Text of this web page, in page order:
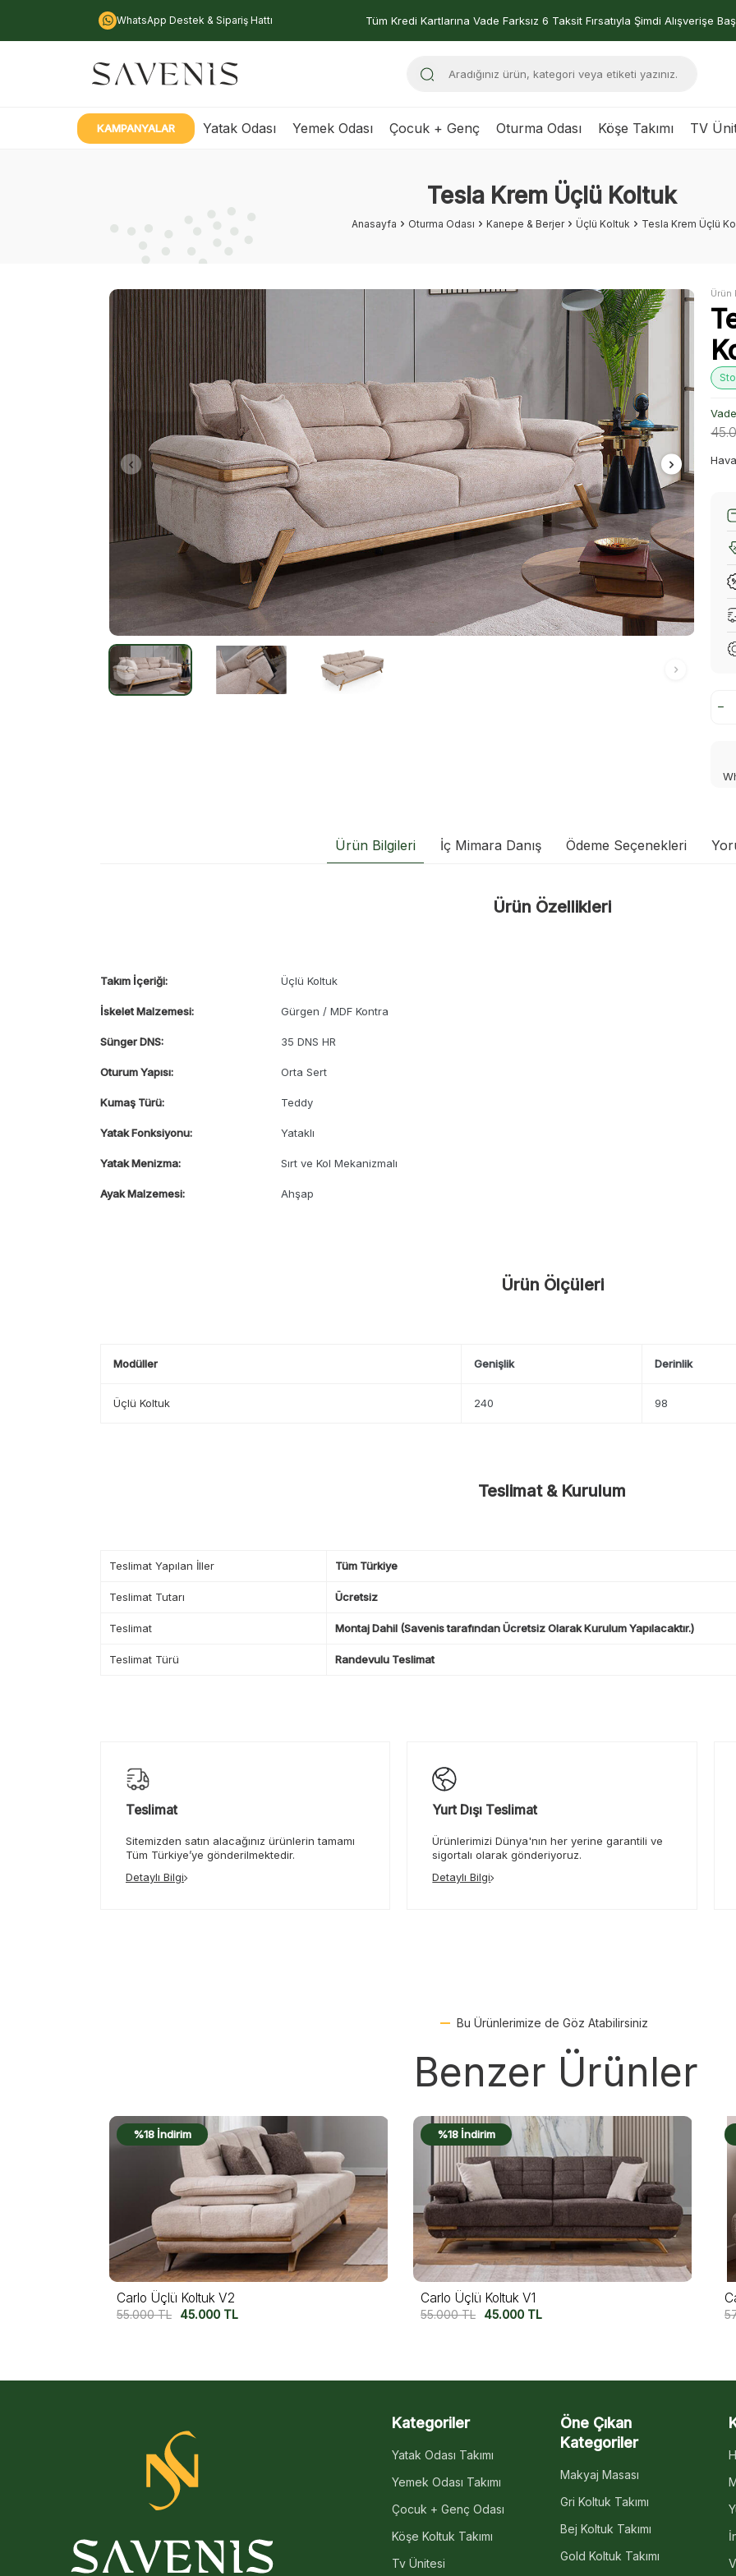
WhatsApp Destek & Sipariş Hattı Tüm Kredi Kartlarına Vade Farksız 6 Taksit Fırsatıyla Şimdi Alışverişe
KAMPANYALAR Yatak Odası Yemek Odası Çocuk + Genç Oturma Odası Köşe Takımı TV
Tesla Krem Üçlü Koltuk
Anasayfa Oturma Odası Kanepe & Berjer Üçlü Koltuk Tesla Krem Üçlü
Ürün
Ürün Bilgileri İç Mimara Danış Ödeme Seçenekleri
Ürün Özellikleri
Takım İçeriği: Üçlü Koltuk
İskelet Malzemesi: Gürgen / MDF Kontra
Sünger DNS: 35 DNS HR
Oturum Yapısı: Orta Sert
Kumaş Türü: Teddy
Yatak Fonksiyonu: Yataklı
Yatak Menizma: Sırt ve Kol Mekanizmalı
Ayak Malzemesi: Ahşap
Ürün Ölçüleri
Modüller Genişlik Derinlik
Üçlü Koltuk 240 98
Teslimat & Kurulum
Teslimat Yapılan İller Tüm Türkiye
Teslimat Tutarı Ücretsiz
Teslimat Montaj Dahil (Savenis tarafından Ücretsiz Olarak Kurulum Yapılacaktır.)
Teslimat Türü Randevulu Teslimat
Teslimat
Sitemizden satın alacağınız ürünlerin tamamı
Tüm Türkiye’ye gönderilmektedir.
Detaylı Bilgi
Yurt Dışı Teslimat
Ürünlerimizi Dünya'nın her yerine garantili ve
sigortalı olarak gönderiyoruz.
Detaylı Bilgi
Bu Ürünlerimize de Göz Atabilirsiniz
Benzer Ürünler
%18 İndirim
Carlo Üçlü Koltuk V1
55.000TL 45.000 TL
%17 İndirim
Capri Üçlü Koltuk
57.500TL 47.500TL
Kategoriler
Yatak Odası Takımı
Yemek Odası Takımı
Çocuk + Genç Odası
Köşe Koltuk Takımı
Tv Ünitesi
Öne Çıkan
Kategoriler
Makyaj Masası
Gri Koltuk Takımı
Bej Koltuk Takımı
Gold Koltuk Takımı